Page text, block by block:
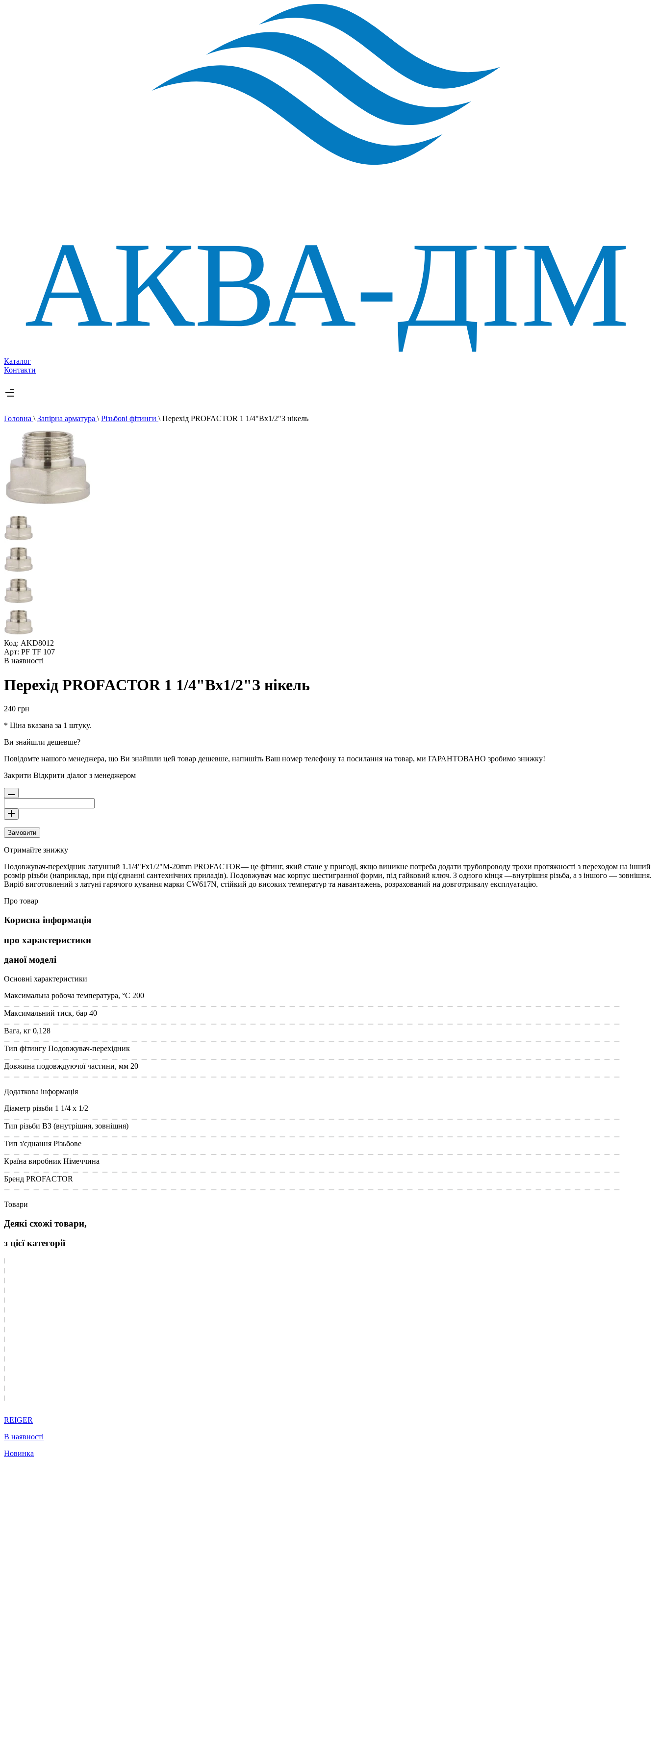
Каталог
Контакти
Головна \ Запірна арматура \ Різьбові фітинги \ Перехід PROFACTOR 1 1/4"Вx1/2"З нікель
Код: AKD8012
Арт: PF TF 107
В наявності
Перехід PROFACTOR 1 1/4"Вx1/2"З нікель
240 грн
* Ціна вказана за 1 штуку.
Ви знайшли дешевше?
Повідомте нашого менеджера, що Ви знайшли цей товар дешевше, напишіть Ваш номер телефону та посилання на товар, ми ГАРАНТОВАНО зробимо знижку!
Закрити Відкрити діалог з менеджером
Замовити
Отримайте знижку
Подовжувач-перехідник латунний 1.1/4"Fx1/2"M-20mm PROFACTOR— це фітинг, який стане у пригоді, якщо виникне потреба додати трубопроводу трохи протяжності з переходом на інший
розмір різьби (наприклад, при під'єднанні сантехнічних приладів). Подовжувач має корпус шестигранної форми, під гайковий ключ. З одного кінця —внутрішня різьба, а з іншого — зовнішня.
Виріб виготовлений з латуні гарячого кування марки CW617N, стійкий до високих температур та навантажень, розрахований на довготривалу експлуатацію.
Про товар
Корисна інформація
про характеристики
даної моделі
Основні характеристики
Максимальна робоча температура, °С 200
Максимальний тиск, бар 40
Вага, кг 0,128
Тип фітингу Подовжувач-перехідник
Довжина подовждуючої частини, мм 20
Додаткова інформація
Діаметр різьби 1 1/4 x 1/2
Тип різьби ВЗ (внутрішня, зовнішня)
Тип з'єднання Різьбове
Країна виробник Німеччина
Бренд PROFACTOR
Товари
Деякі схожі товари,
з цієї категорії
REIGER
В наявності
Новинка